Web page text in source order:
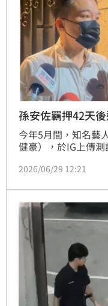
孫安佐羈押42天
今年5月間，知名藝
健豪），於IG上傳
（29日）上午，士林
應了。
2026/06/29 12:21